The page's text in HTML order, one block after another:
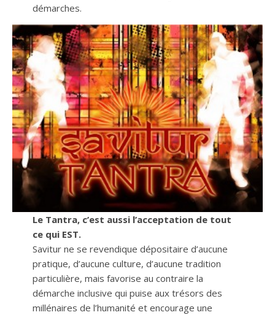
démarches.
Le Tantra, c’est aussi l’acceptation de tout
ce qui EST.
Savitur ne se revendique dépositaire d’aucune
pratique, d’aucune culture, d’aucune tradition
particulière, mais favorise au contraire la
démarche inclusive qui puise aux trésors des
millénaires de l’humanité et encourage une